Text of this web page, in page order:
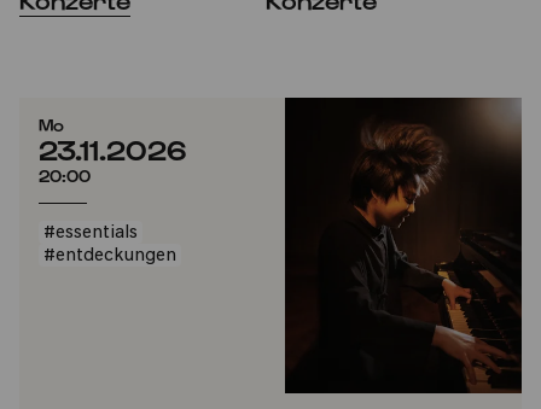
Mo
23.11.2026
20:00
#essentials
#entdeckungen